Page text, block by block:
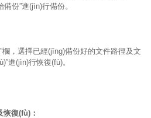
份”進(jìn)行備份。
欄，選擇已經(jīng)備份好的文件路徑及文
進(jìn)行恢復(fù)。
復(fù)：